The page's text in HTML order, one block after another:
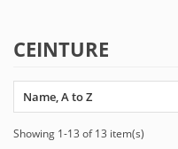
CEINTURE
Name, A to Z
Showing 1-13 of 13 item(s)